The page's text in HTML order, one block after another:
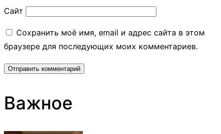
Сайт
Сохранить моё имя, email и адрес сайта в этом
браузере для последующих моих комментариев.
Важное